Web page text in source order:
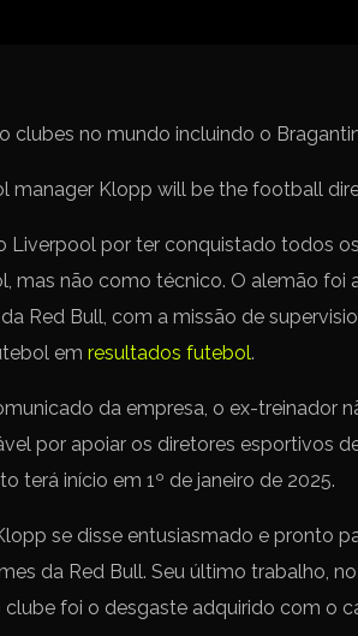
clubes no mundo incluindo o
Liverpool por ter conquistado todos
mas não como técnico. O alemão
Red Bull, com a missão de
em resultados futebol.
da empresa, o ex-treinador
por apoiar os diretores esportivos
terá início em 1º de janeiro de 2025.
se disse entusiasmado e pronto
da Red Bull. Seu último trabalho,
foi o desgaste adquirido com o